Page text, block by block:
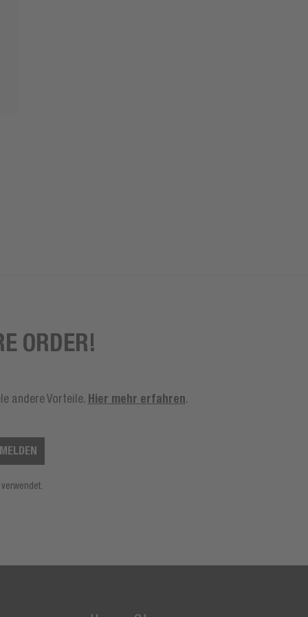
ORDER!
andere Vorteile. Hier mehr erfahren.